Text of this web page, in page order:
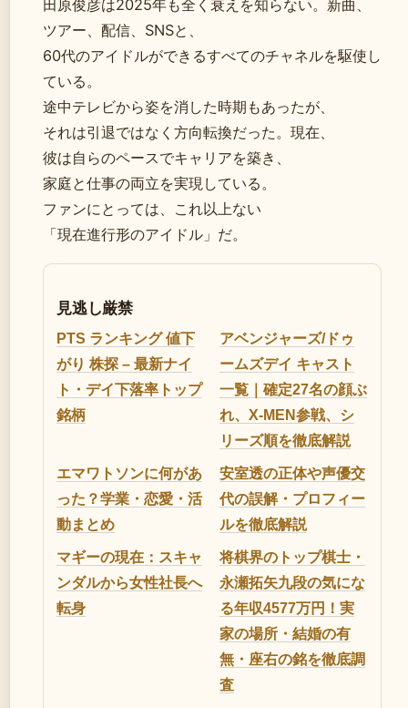
田原俊彦は2025年も全く衰えを知らない。新曲、
ツアー、配信、SNSと、
60代のアイドルができるすべてのチャネルを駆使し
ている。
途中テレビから姿を消した時期もあったが、
それは引退ではなく方向転換だった。現在、
彼は自らのペースでキャリアを築き、
家庭と仕事の両立を実現している。
ファンにとっては、これ以上ない
「現在進行形のアイドル」だ。
見逃し厳禁
PTS ランキング 値下
がり 株探 – 最新ナイ
ト・デイ下落率トップ
銘柄
アベンジャーズ/ドゥ
ームズデイ キャスト
一覧｜確定27名の顔ぶ
れ、X-MEN参戦、シ
リーズ順を徹底解説
エマワトソンに何があ
った？学業・恋愛・活
動まとめ
安室透の正体や声優交
代の誤解・プロフィー
ルを徹底解説
マギーの現在：スキャ
ンダルから女性社長へ
転身
将棋界のトップ棋士・
永瀬拓矢九段の気にな
る年収4577万円！実
家の場所・結婚の有
無・座右の銘を徹底調
査